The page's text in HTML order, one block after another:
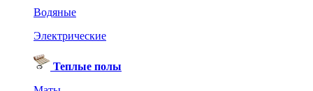
Водяные
Электрические
Теплые полы